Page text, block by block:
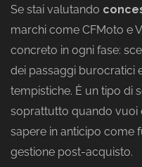
Se stai valutando
marchi come CFMoto e
concreto in ogni fase:
dei passaggi burocratici
tempistiche. È un tipo di
soprattutto quando vuoi
sapere in anticipo come
gestione post-acquisto.